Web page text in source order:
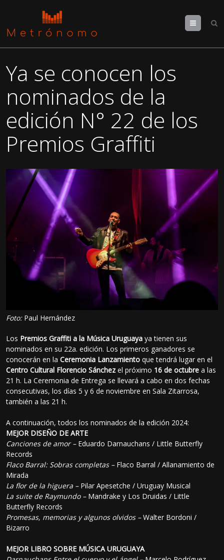
Menu
Ya se conocen los
nominados de la
edición N° 22 de los
Premios Graffiti
Foto:Paul Hernández
Los Premios Graffiti a la Música Uruguaya ya tienen sus
nominados en su 22a. edición. Los primeros ganadores se
conocerán en laCeremonia Lanzamiento que tendrá lugar en el
Centro Cultural Florencio Sánchezel próximo 16 de octubre a las
21 h. La Ceremonia de Entrega se llevará a cabo en dos fechas
consecutivas, los días 5 y 6 de noviembre en Sala Zitarrosa,
también a las 21 h.
A continuación, todos los nominados de la edición 2024:
MEJOR DISEÑO DE ARTE
Canciones de amor –Eduardo Darnauchans / Little Butterfly
Records
Flaco Barral: Sobras completas –Flaco Barral / Allanamiento de
Mirada
La flor de la higuera –Pilar Apesetche / Uruguay Musical
La suite de Raymundo –Mandrake y Los Druidas / Little
Butterfly Records
Promesas, memorias y algunos olvidos –Walter Bordoni /
Bizarro
MEJOR LIBRO SOBRE MÚSICA URUGUAYA